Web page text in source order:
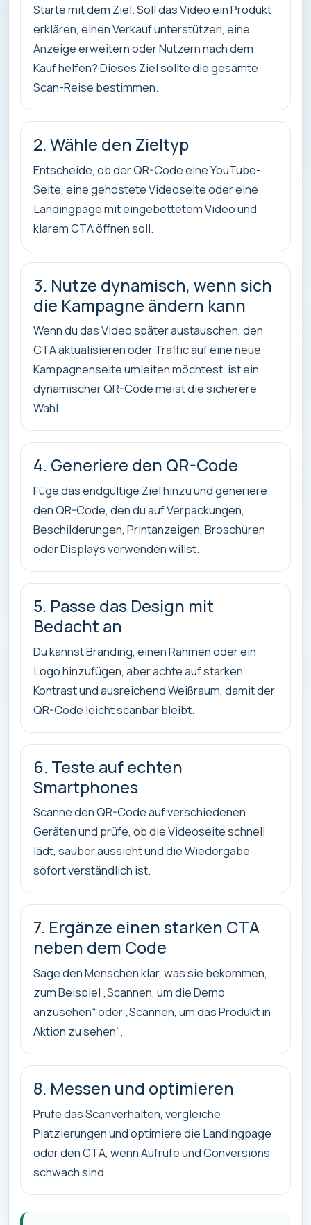
Starte mit dem Ziel. Soll das Video ein Produkt
erklären, einen Verkauf unterstützen, eine
Anzeige erweitern oder Nutzern nach dem
Kauf helfen? Dieses Ziel sollte die gesamte
Scan-Reise bestimmen.
2. Wähle den Zieltyp
Entscheide, ob der QR-Code eine YouTube-
Seite, eine gehostete Videoseite oder eine
Landingpage mit eingebettetem Video und
klarem CTA öffnen soll.
3. Nutze dynamisch, wenn sich
die Kampagne ändern kann
Wenn du das Video später austauschen, den
CTA aktualisieren oder Traffic auf eine neue
Kampagnenseite umleiten möchtest, ist ein
dynamischer QR-Code meist die sicherere
Wahl.
4. Generiere den QR-Code
Füge das endgültige Ziel hinzu und generiere
den QR-Code, den du auf Verpackungen,
Beschilderungen, Printanzeigen, Broschüren
oder Displays verwenden willst.
5. Passe das Design mit
Bedacht an
Du kannst Branding, einen Rahmen oder ein
Logo hinzufügen, aber achte auf starken
Kontrast und ausreichend Weißraum, damit der
QR-Code leicht scanbar bleibt.
6. Teste auf echten
Smartphones
Scanne den QR-Code auf verschiedenen
Geräten und prüfe, ob die Videoseite schnell
lädt, sauber aussieht und die Wiedergabe
sofort verständlich ist.
7. Ergänze einen starken CTA
neben dem Code
Sage den Menschen klar, was sie bekommen,
zum Beispiel „Scannen, um die Demo
anzusehen“ oder „Scannen, um das Produkt in
Aktion zu sehen“.
8. Messen und optimieren
Prüfe das Scanverhalten, vergleiche
Platzierungen und optimiere die Landingpage
oder den CTA, wenn Aufrufe und Conversions
schwach sind.